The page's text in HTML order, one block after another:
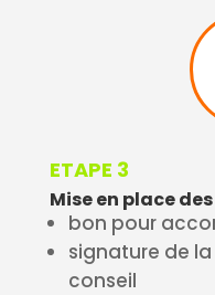
ETAPE 3
Mise en place
bon pour
signature de
conseil